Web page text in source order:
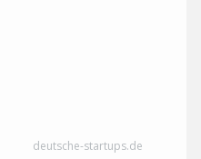
deutsche-startups.de